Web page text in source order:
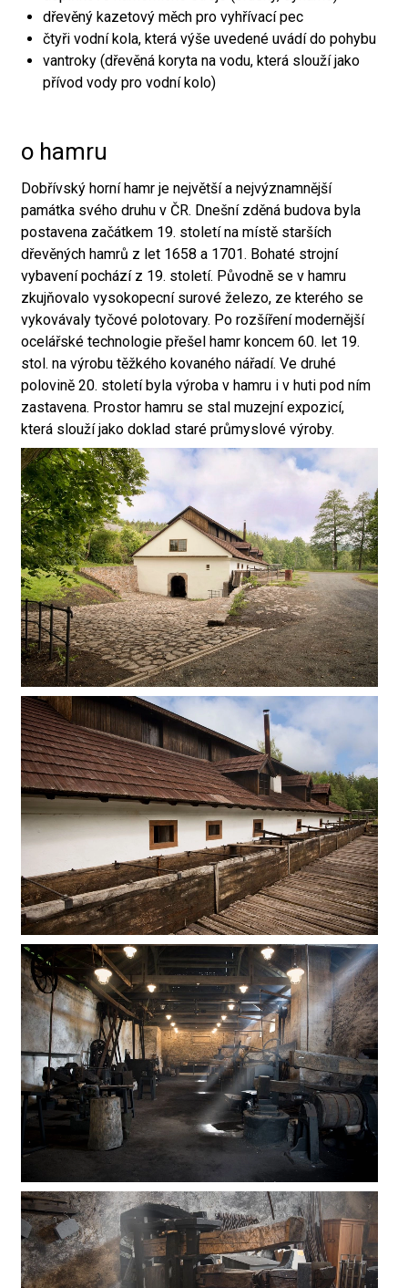
dřevěný kazetový měch pro vyhřívací pec
čtyři vodní kola, která výše uvedené uvádí do pohybu
vantroky (dřevěná koryta na vodu, která slouží jako
přívod vody pro vodní kolo)
o hamru
Dobřívský horní hamr je největší a nejvýznamnější
památka svého druhu v ČR. Dnešní zděná budova byla
postavena začátkem 19. století na místě starších
dřevěných hamrů z let 1658 a 1701. Bohaté strojní
vybavení pochází z 19. století. Původně se v hamru
zkujňovalo vysokopecní surové železo, ze kterého se
vykovávaly tyčové polotovary. Po rozšíření modernější
ocelářské technologie přešel hamr koncem 60. let 19.
stol. na výrobu těžkého kovaného nářadí. Ve druhé
polovině 20. století byla výroba v hamru i v huti pod ním
zastavena. Prostor hamru se stal muzejní expozicí,
která slouží jako doklad staré průmyslové výroby.